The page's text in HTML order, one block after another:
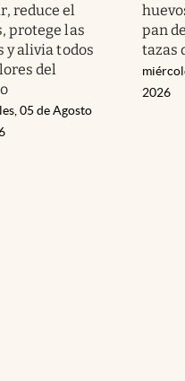
reduce el
protege las
y alivia todos
del
05 de Agosto
pan
tazas
2026